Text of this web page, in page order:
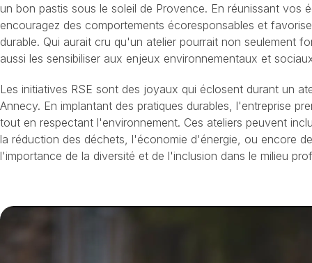
un bon pastis sous le soleil de Provence. En réunissant vos
encouragez des comportements écoresponsables et
durable. Qui aurait cru qu'un atelier pourrait non seulement
aussi les sensibiliser aux enjeux environnementaux et
Les initiatives RSE sont des joyaux qui éclosent durant un
Annecy. En implantant des pratiques durables, l'entreprise
tout en respectant l'environnement. Ces ateliers peuvent
la réduction des déchets, l'économie d'énergie, ou encore
l'importance de la diversité et de l'inclusion dans le milieu